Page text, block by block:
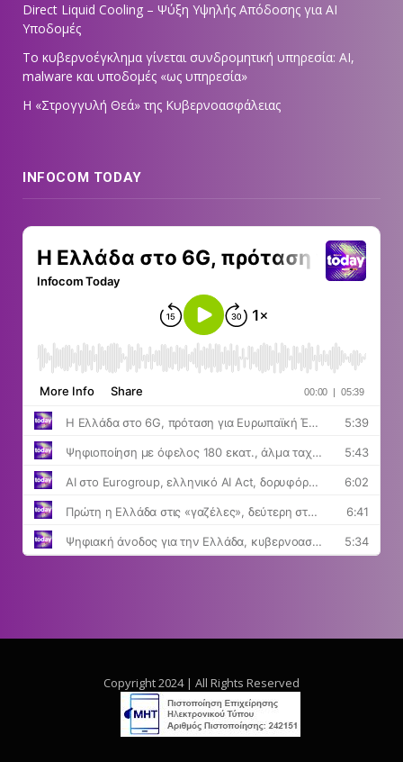
Direct Liquid Cooling – Ψύξη Υψηλής Απόδοσης για AI
Υποδομές
Το κυβερνοέγκλημα γίνεται συνδρομητική υπηρεσία: AI,
malware και υποδομές «ως υπηρεσία»
Η «Στρογγυλή Θεά» της Κυβερνοασφάλειας
INFOCOM TODAY
Copyright 2024 | All Rights Reserved